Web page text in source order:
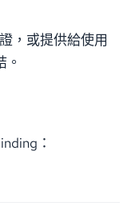
，或提供給使用
：